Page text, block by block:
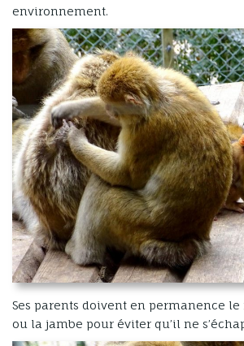
environnement.
Ses parents doivent en permanence
ou la jambe pour éviter qu’il ne